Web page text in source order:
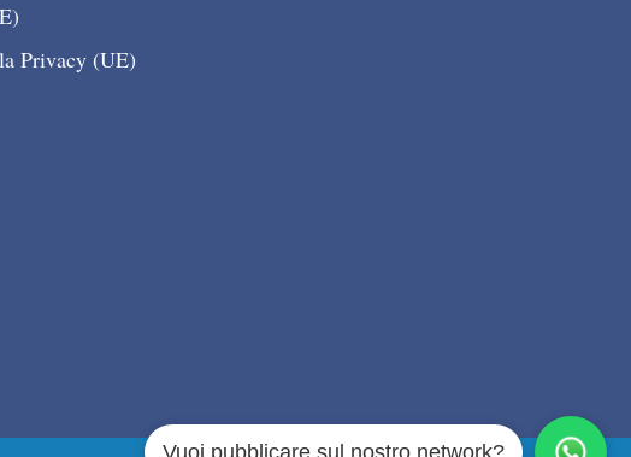
Privacy (UE)
Vuoi pubblicare sul nostro network?